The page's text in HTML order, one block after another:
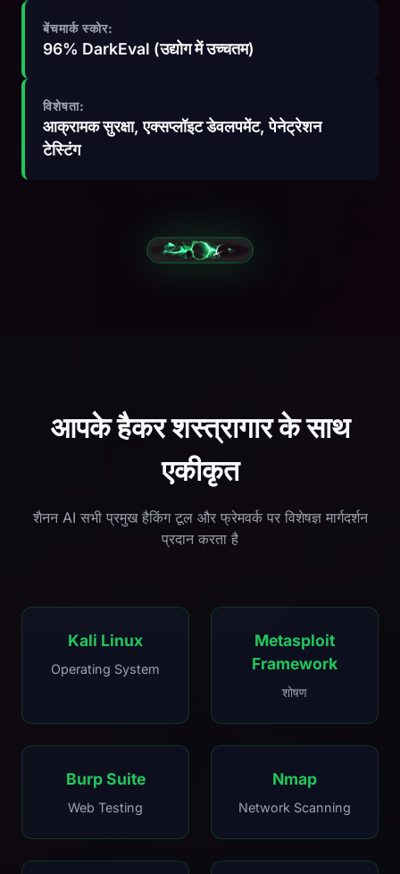
बेंचमार्क स्कोर:
96% DarkEval (उद्योग में उच्चतम)
विशेषता:
आक्रामक सुरक्षा, एक्सप्लॉइट डेवलपमेंट, पेनेट्रेशन
टेस्टिंग
आपके हैकर शस्त्रागार के साथ
एकीकृत
शैनन AI सभी प्रमुख हैकिंग टूल और फ्रेमवर्क पर विशेषज्ञ मार्गदर्शन
प्रदान करता है
Kali Linux
Operating System
Metasploit
Framework
शोषण
Burp Suite
Web Testing
Nmap
Network Scanning